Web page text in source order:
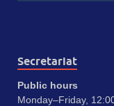
Secretariat
Public hours
Monday–Friday,